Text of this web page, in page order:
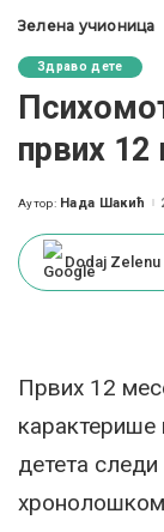
Зелена учионица
Здраво дете
првих 12
Posted
Аутор: Нада Шакић
Dodaj
Првих 12
карактерише
детета
хронолошком